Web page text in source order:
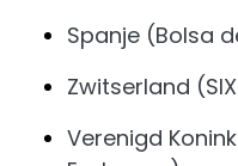
Spanje (Bolsa
Zwitserland
Verenigd